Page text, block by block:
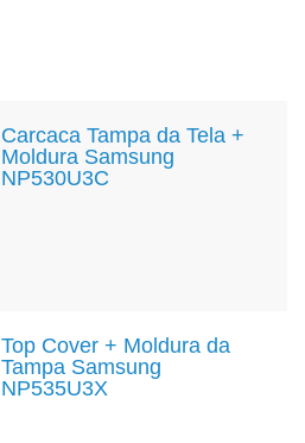
Carcaca Tampa da Tela +
Moldura Samsung
NP530U3C
Top Cover + Moldura da
Tampa Samsung
NP535U3X